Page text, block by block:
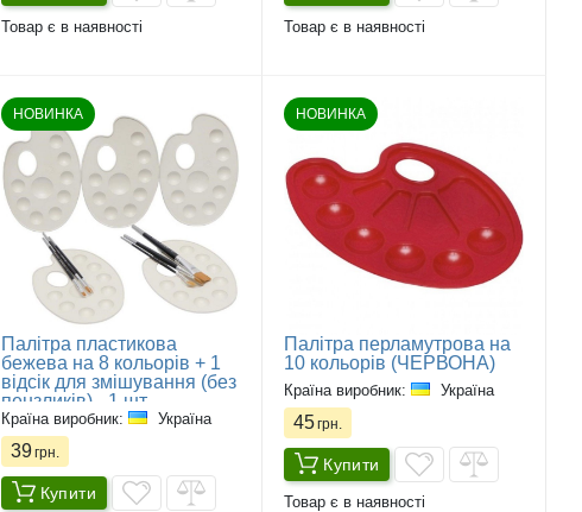
Товар є в наявності Товар є в наявності
НОВИНКА
Палітра пластикова
бежева на 8 кольорів + 1
відсік для змішування (без
пензликів) - 1 шт
Країна виробник: Україна
39грн.
Купити
НОВИНКА
Палітра перламутрова на
10 кольорів (ЧЕРВОНА)
Країна виробник: Україна
45грн.
Купити
Товар є в наявності